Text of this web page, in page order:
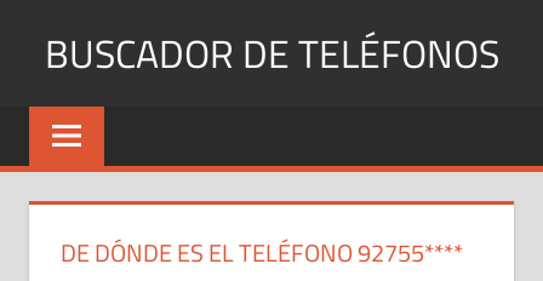
BUSCADOR DE TELÉFONOS
Identifica
Números
y
DE DÓNDE ES EL TELÉFONO 92755****